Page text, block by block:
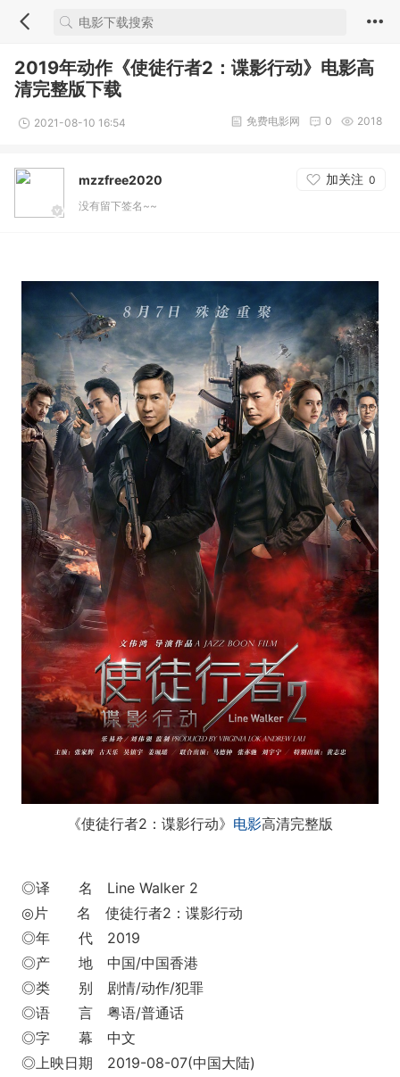
2019年动作《使徒行者2：谍影行动》电影高
清完整版下载
2021-08-10 16:54 2018
0
免费电影网
mzzfree2020 加关注 0
没有留下签名~~
《使徒行者2：谍影行动》 电影高清完整版
◎译 名 Line Walker 2
◎片 名 使徒行者2：谍影行动
◎年 代 2019
◎产 地 中国/中国香港
◎类 别 剧情/动作/犯罪
◎语 言 粤语/普通话
◎字 幕 中文
◎上映日期 2019-08-07(中国大陆)